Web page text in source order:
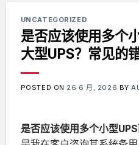
UNCATEGORIZED
是否应该使用多个
大型UPS？常见的
POSTED ON 26 6 月, 2026 BY
是否应该使用多个小型